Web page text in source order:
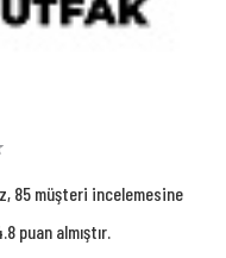
85 müşteri incelemesine
puan almıştır.